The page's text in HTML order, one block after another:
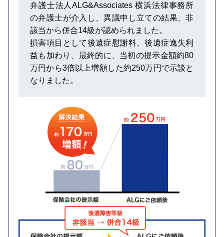
弁護士法人ALG&Associates 横浜法律事務所
の弁護士が介入し、異議申し立ての結果、非
該当から併合14級が認められました。
損害項目として後遺症慰謝料、後遺症逸失利
益も加わり、最終的に、当初の提示金額約80
万円から3倍以上増額した約250万円で示談と
なりました。